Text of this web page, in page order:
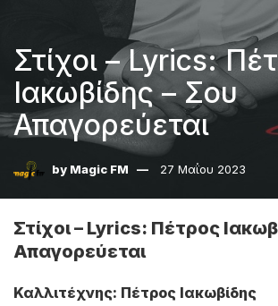
Στίχοι – Lyrics:
Ιακωβίδης – Σου
Απαγορεύεται
by Magic FM 27 Μαΐου 2023
Στίχοι – Lyrics: Πέτρος
Απαγορεύεται
Καλλιτέχνης: Πέτρος Ιακωβίδης